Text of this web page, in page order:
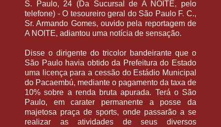
S. Paulo, 24 (Da Sucursal de A NOITE, pelo
telefone) - O tesoureiro geral do São Paulo F. C.,
Sr. Armando Gomes, ouvido pela reportagem de
A NOITE, adiantou uma notícia de sensação.
Disse o dirigente do tricolor bandeirante que o
São Paulo havia obtido da Prefeitura do Estado
uma licença para a cessão do Estádio Municipal
do Pacaembú, mediante o pagamento da taxa de
10% sobre a renda bruta apurada. Terá o São
Paulo, em carater permanente a posse da
majetosa praça de sports, onde passarão a se
realizar as atividades de seus diversos